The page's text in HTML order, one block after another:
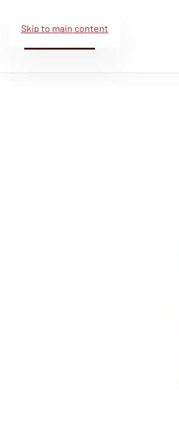
Skip to main content